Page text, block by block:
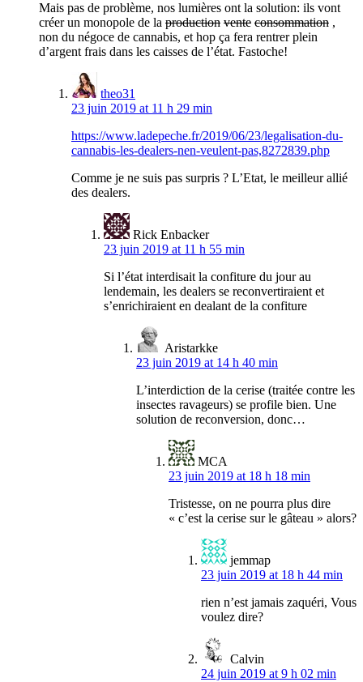
Mais pas de problème, nos lumières ont la solution: ils vont
créer un monopole de la production vente consommation ,
non du négoce de cannabis, et hop ça fera rentrer plein
d’argent frais dans les caisses de l’état. Fastoche!
theo31
23 juin 2019 at 11 h 29 min
https://www.ladepeche.fr/2019/06/23/legalisation-du-
cannabis-les-dealers-nen-veulent-pas,8272839.php
Comme je ne suis pas surpris ? L’Etat, le meilleur allié
des dealers.
Rick Enbacker
23 juin 2019 at 11 h 55 min
Si l’état interdisait la confiture du jour au
lendemain, les dealers se reconvertiraient et
s’enrichiraient en dealant de la confiture
Aristarkke
23 juin 2019 at 14 h 40 min
L’interdiction de la cerise (traitée contre les
insectes ravageurs) se profile bien. Une
solution de reconversion, donc…
MCA
23 juin 2019 at 18 h 18 min
Tristesse, on ne pourra plus dire
« c’est la cerise sur le gâteau » alors?
jemmap
23 juin 2019 at 18 h 44 min
rien n’est jamais zaquéri, Vous
voulez dire?
Calvin
24 juin 2019 at 9 h 02 min